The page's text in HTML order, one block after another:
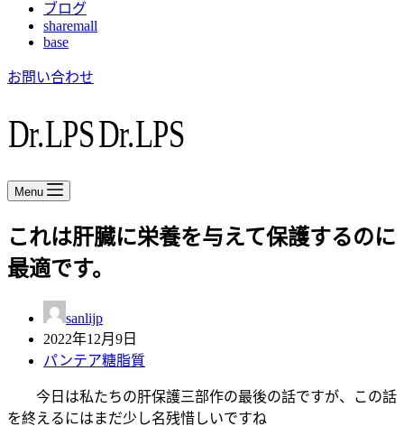
ブログ
sharemall
base
お問い合わせ
Menu
これは肝臓に栄養を与えて保護するのに
最適です。
sanlijp
2022年12月9日
パンテア糖脂質
今日は私たちの肝保護三部作の最後の話ですが、この話
を終えるにはまだ少し名残惜しいですね